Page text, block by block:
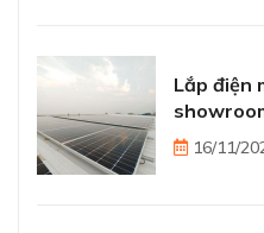
Lắp điện
16/11/